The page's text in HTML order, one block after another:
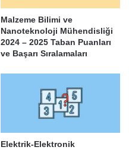
Malzeme Bilimi ve
Nanoteknoloji Mühendisliği
2024 – 2025 Taban Puanları
ve Başarı Sıralamaları
Elektrik-Elektronik